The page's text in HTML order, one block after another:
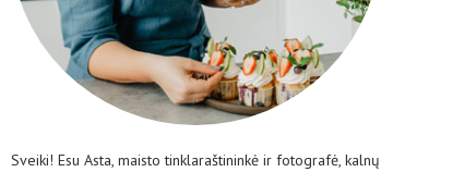
Sveiki! Esu Asta, maisto tinklaraštininkė ir fotografė, kalnų